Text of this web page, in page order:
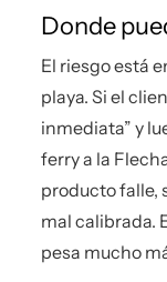
Donde
El riesgo está
playa. Si el
inmediata” y
ferry a la
producto falle,
mal calibrada.
pesa mucho